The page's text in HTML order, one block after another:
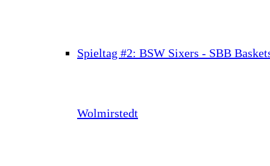
Spieltag #2: BSW Sixers - SBB
Wolmirstedt